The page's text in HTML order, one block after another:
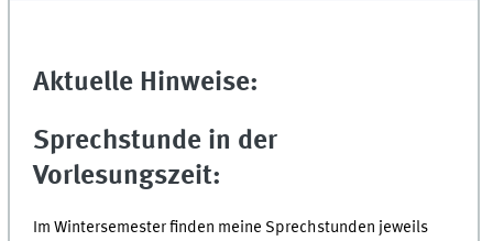
Aktuelle Hinweise:
Sprechstunde in der
Vorlesungszeit:
Im Wintersemester finden meine Sprechstunden jeweils